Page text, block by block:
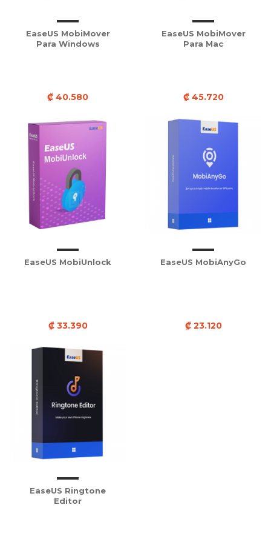
EaseUS MobiMover
Para Windows
₡ 40.580
EaseUS MobiMover
Para Mac
₡ 45.720
EaseUS MobiUnlock
₡ 33.390
EaseUS MobiAnyGo
₡ 23.120
EaseUS Ringtone
Editor